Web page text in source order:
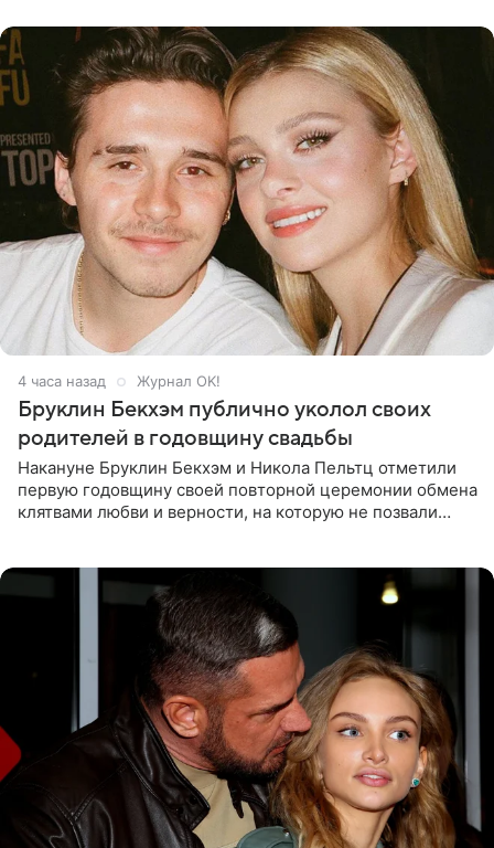
4 часа назад Журнал OK!
Бруклин Бекхэм публично уколол своих
родителей в годовщину свадьбы
Накануне Бруклин Бекхэм и Никола Пельтц отметили
первую годовщину своей повторной церемонии обмена
клятвами любви и верности, на которую не позвали